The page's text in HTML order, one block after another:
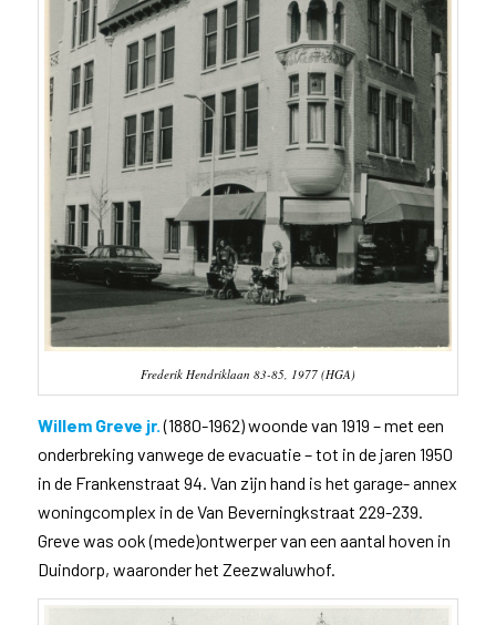
Frederik Hendriklaan 83-85, 1977 (HGA)
Willem Greve jr. (1880-1962) woonde van 1919 – met een
onderbreking vanwege de evacuatie – tot in de jaren 1950
in de Frankenstraat 94. Van zijn hand is het garage- annex
woningcomplex in de Van Beverningkstraat 229-239.
Greve was ook (mede)ontwerper van een aantal hoven in
Duindorp, waaronder het Zeezwaluwhof.